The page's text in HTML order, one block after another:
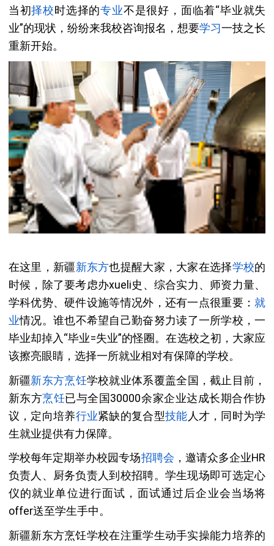
当初择校时选择的专业不是很好，面临着“毕业就失
业”的现状，纷纷来我校咨询报名，想要学习一技之长
重新开始。
在这里，新疆新东方也提醒大家，大家在选择学校的
时候，除了要考虑办xueli史、综合实力、师资力量、
学科优势、硬件设施等情况外，还有一点很重要： 就
业情况。谁也不希望自己勤奋努力读了一所学校，一
毕业却掉入“毕业=失业”的怪圈。在选校之初，大家应
该擦亮眼睛，选择一所就业相对有保障的学校。
新疆新东方烹饪学校就业体系覆盖全国，截止目前，
新东方烹饪已与全国30000余家企业达成长期合作协
议，定向培养行业紧缺的复合型技能 人才，同时为学
生就业提供有力保障。
学校每年定期举办校园专场招聘会 ，邀请众多企业HR
负责人、厨务负责人到校招聘。学生现场即可选定心
仪的就业单位进行面试，面试通过后企业会当场将
offer送至学生手中。
新疆新东方烹饪学校在注重学生动手实操能力培养的